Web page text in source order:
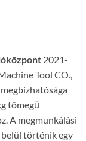
2021-
Tool CO.,
tömegű
A megmunkálási
történik egy